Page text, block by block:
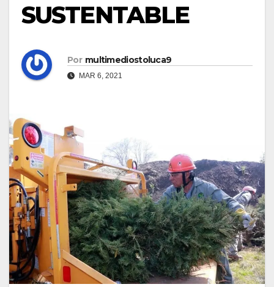
SUSTENTABLE
Por multimediostoluca9
MAR 6, 2021